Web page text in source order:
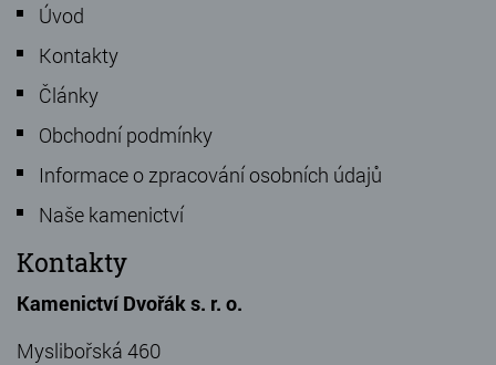
Úvod
Kontakty
Články
Obchodní podmínky
Informace o zpracování osobních údajů
Naše kamenictví
Kontakty
Kamenictví Dvořák s. r. o.
Myslibořská 460